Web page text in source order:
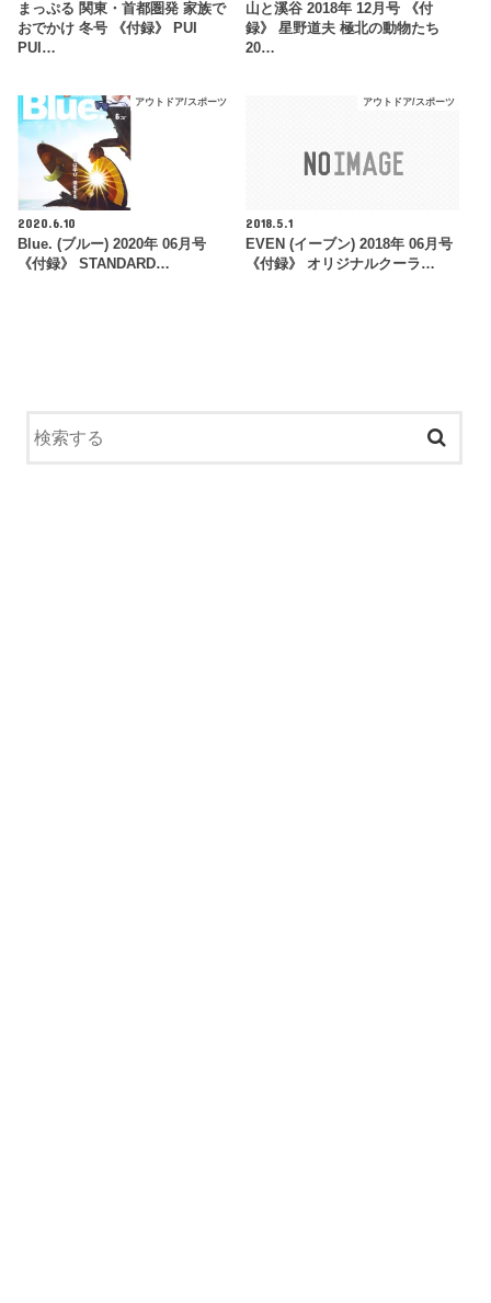
まっぷる 関東・首都圏発 家族で
おでかけ 冬号 《付録》 PUI
PUI…
山と溪谷 2018年 12月号 《付
録》 星野道夫 極北の動物たち
20…
アウトドア/スポーツ
2020.6.10
Blue. (ブルー) 2020年 06月号
《付録》 STANDARD…
アウトドア/スポーツ
2018.5.1
EVEN (イーブン) 2018年 06月号
《付録》 オリジナルクーラ…